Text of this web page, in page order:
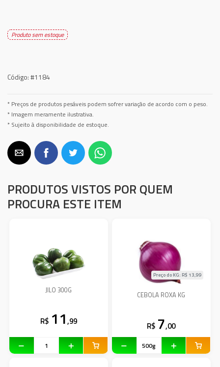
Produto sem estoque
Código:#1184
* Preços de produtos pesáveis podem sofrer variação de acordo com o peso.
* Imagem meramente ilustrativa.
* Sujeito à disponibilidade de estoque.
PRODUTOS VISTOS POR QUEM
PROCURA ESTE ITEM
JILO 300G
R$ 11,99
CEBOLA ROXA KG
Preço do KG: R$ 13,99
R$ 7,00